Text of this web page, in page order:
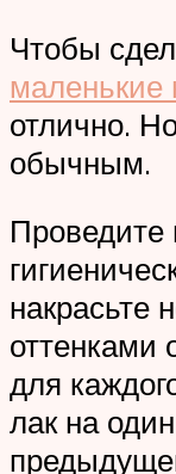
Чтобы
маленькие
отлично.
обычным.
накрасьте
оттенками
для
лак на